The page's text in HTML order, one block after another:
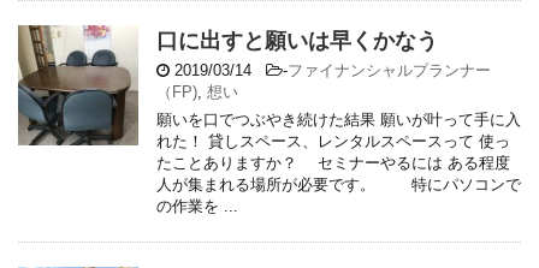
口に出すと願いは早くかなう
2019/03/14 -ファイナンシャルプランナー
（FP) 想い
願いを口でつぶやき続けた結果 願いが叶って手に入
れた！ 貸しスペース、レンタルスペースって 使っ
たことありますか？ セミナーやるには ある程度
人が集まれる場所が必要です。 特にパソコンで
の作業を ...